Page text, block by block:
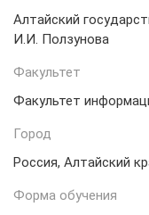
Алтайский
И.И. Ползунова
Факультет
Факультет
Город
Россия, Алтайский
Форма обучения